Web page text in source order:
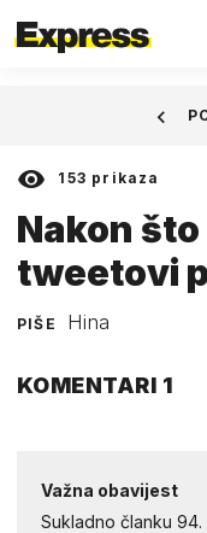
153 prikaza
Nakon
tweetovi
PIŠE Hina
KOMENTARI 1
Važna obavijest
Sukladno članku 94.